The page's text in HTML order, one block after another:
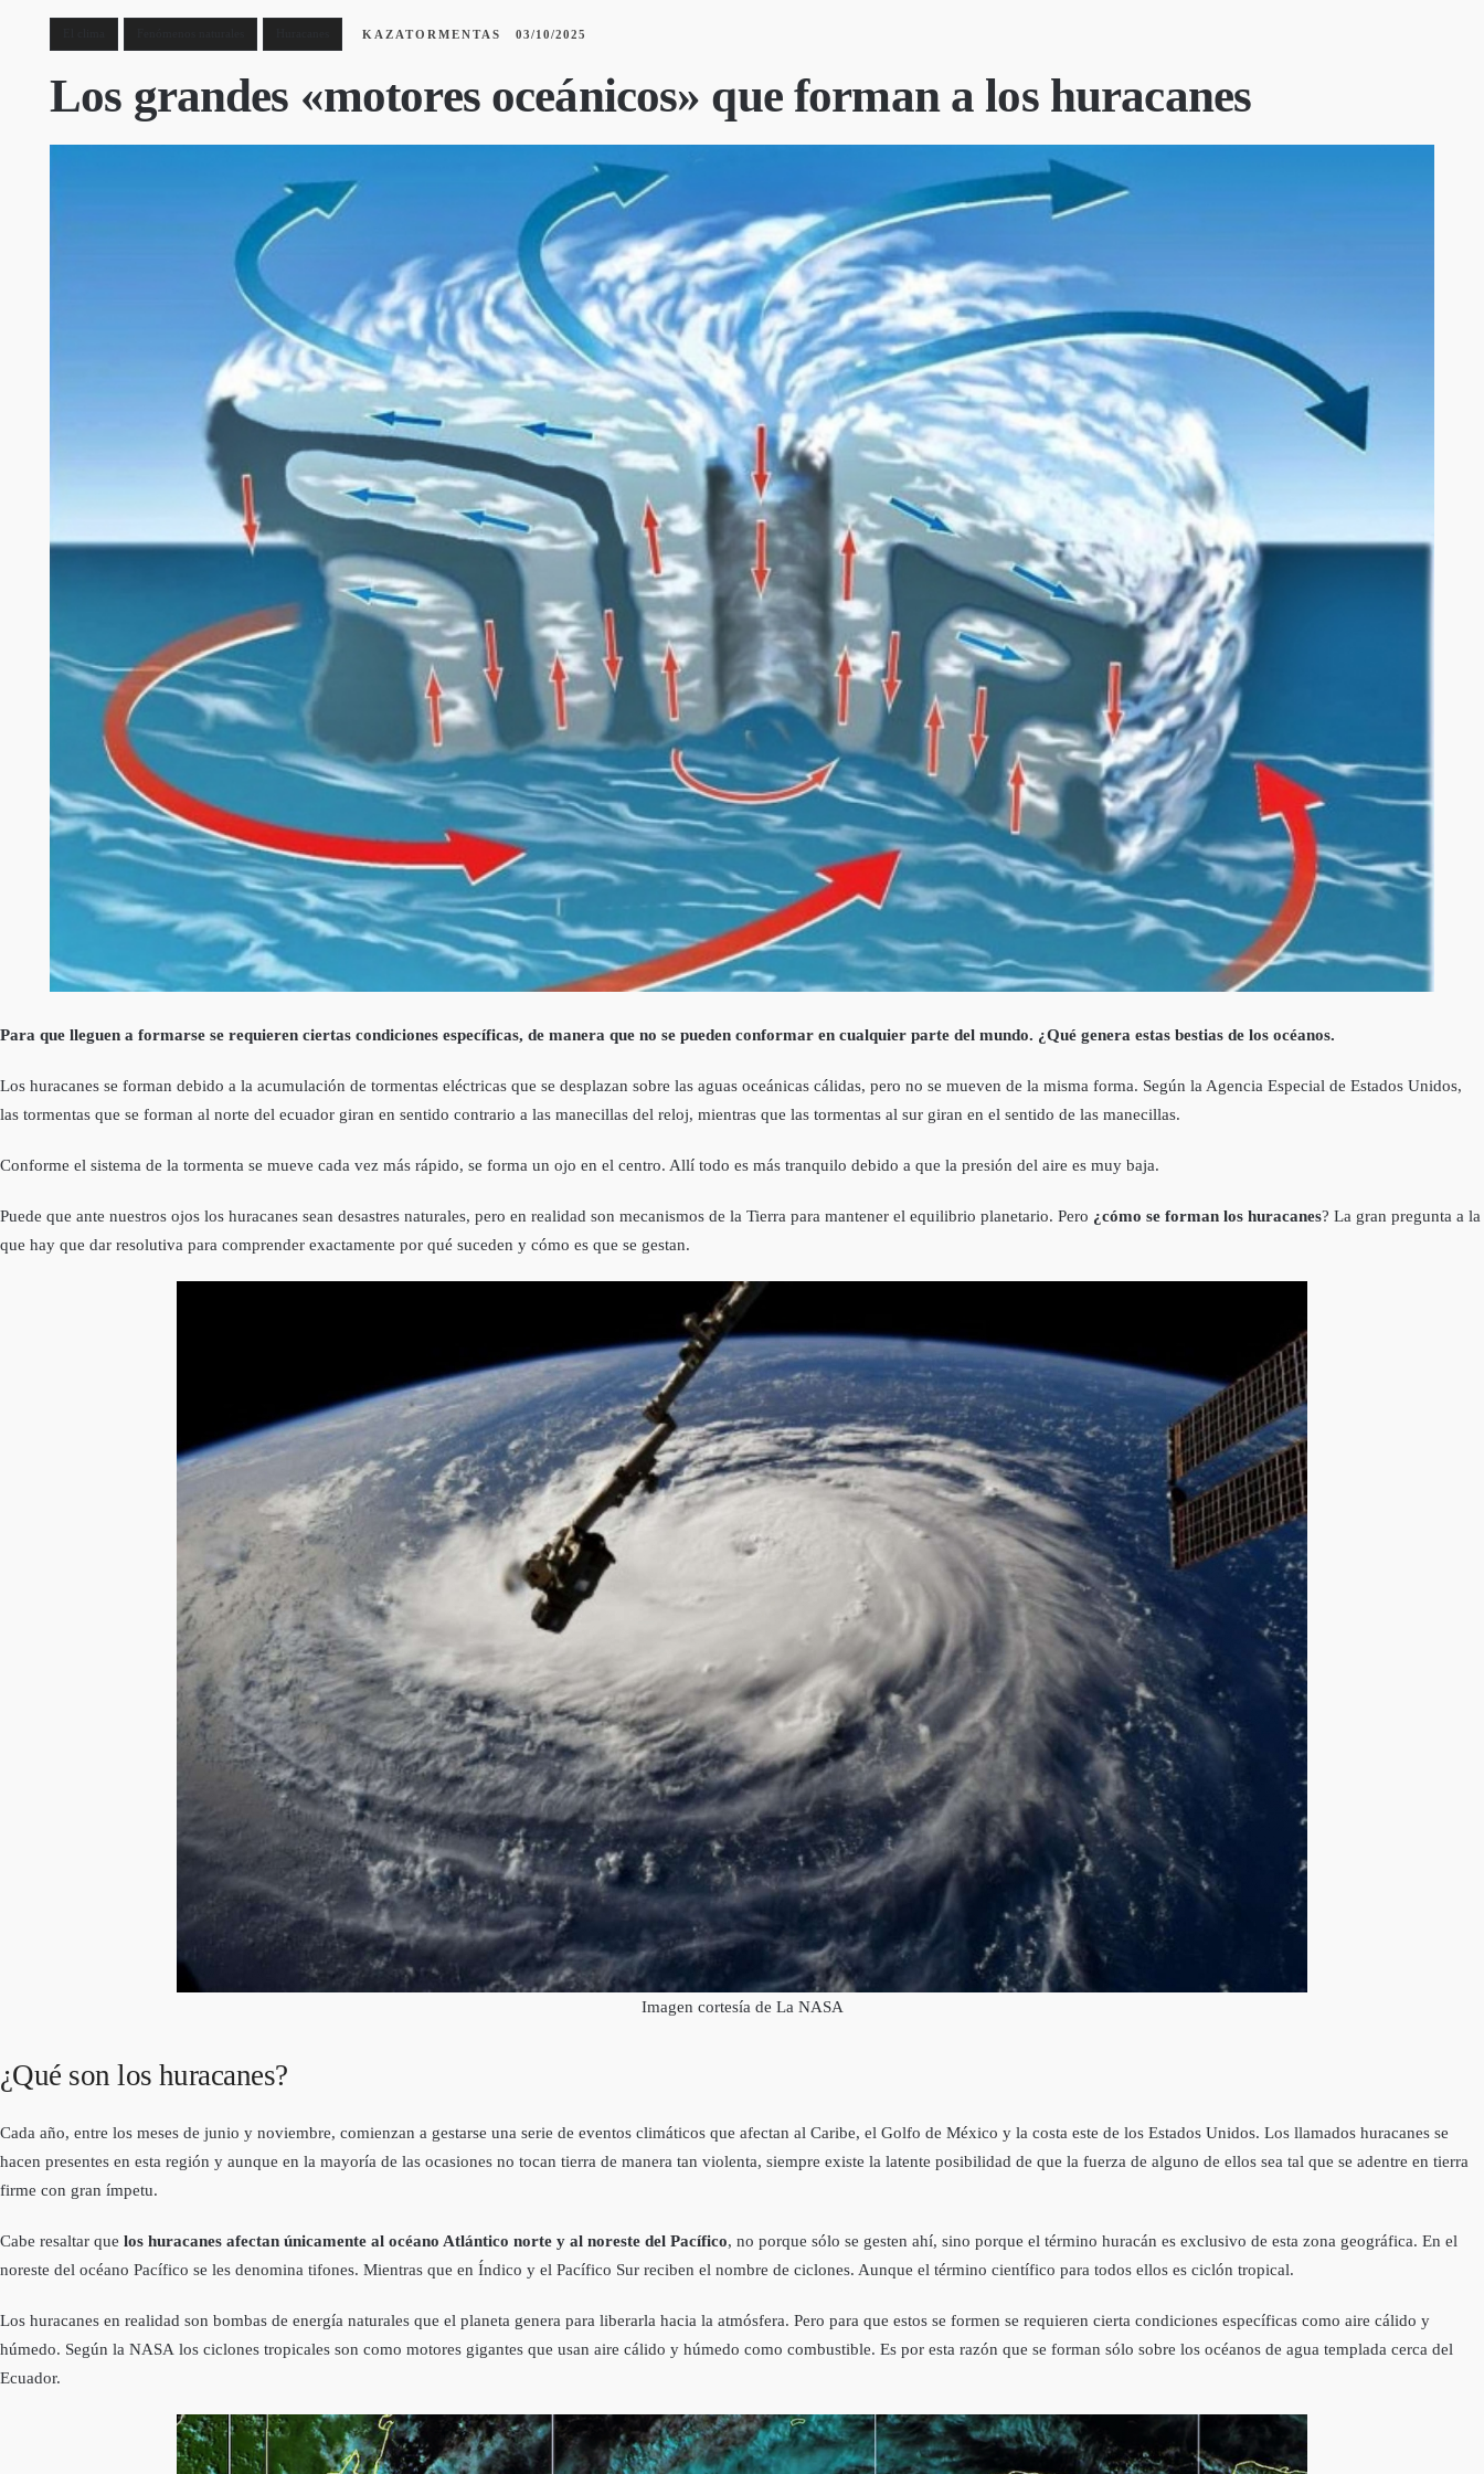
KAZATORMENTAS 03/10/2025
Los grandes «motores oceánicos» que forman a los huracanes
Para que lleguen a formarse se requieren ciertas condiciones específicas, de manera que no se pueden conformar en cualquier parte del mundo. ¿Qué genera estas bestias de los océanos.
Los huracanes se forman debido a la acumulación de tormentas eléctricas que se desplazan sobre las aguas oceánicas cálidas, pero no se mueven de la misma forma. Según la Agencia Especial de Estados Unidos,
las tormentas que se forman al norte del ecuador giran en sentido contrario a las manecillas del reloj, mientras que las tormentas al sur giran en el sentido de las manecillas.
Conforme el sistema de la tormenta se mueve cada vez más rápido, se forma un ojo en el centro. Allí todo es más tranquilo debido a que la presión del aire es muy baja.
Puede que ante nuestros ojos los huracanes sean desastres naturales, pero en realidad son mecanismos de la Tierra para mantener el equilibrio planetario. Pero ¿cómo se forman los huracanes? La gran pregunta a la
que hay que dar resolutiva para comprender exactamente por qué suceden y cómo es que se gestan.
Imagen cortesía de La NASA
¿Qué son los huracanes?
Cada año, entre los meses de junio y noviembre, comienzan a gestarse una serie de eventos climáticos que afectan al Caribe, el Golfo de México y la costa este de los Estados Unidos. Los llamados huracanes se
hacen presentes en esta región y aunque en la mayoría de las ocasiones no tocan tierra de manera tan violenta, siempre existe la latente posibilidad de que la fuerza de alguno de ellos sea tal que se adentre en tierra
firme con gran ímpetu.
Cabe resaltar que los huracanes afectan únicamente al océano Atlántico norte y al noreste del Pacífico, no porque sólo se gesten ahí, sino porque el término huracán es exclusivo de esta zona geográfica. En el
noreste del océano Pacífico se les denomina tifones. Mientras que en Índico y el Pacífico Sur reciben el nombre de ciclones. Aunque el término científico para todos ellos es ciclón tropical.
Los huracanes en realidad son bombas de energía naturales que el planeta genera para liberarla hacia la atmósfera. Pero para que estos se formen se requieren cierta condiciones específicas como aire cálido y
húmedo. Según la NASA los ciclones tropicales son como motores gigantes que usan aire cálido y húmedo como combustible. Es por esta razón que se forman sólo sobre los océanos de agua templada cerca del
Ecuador.